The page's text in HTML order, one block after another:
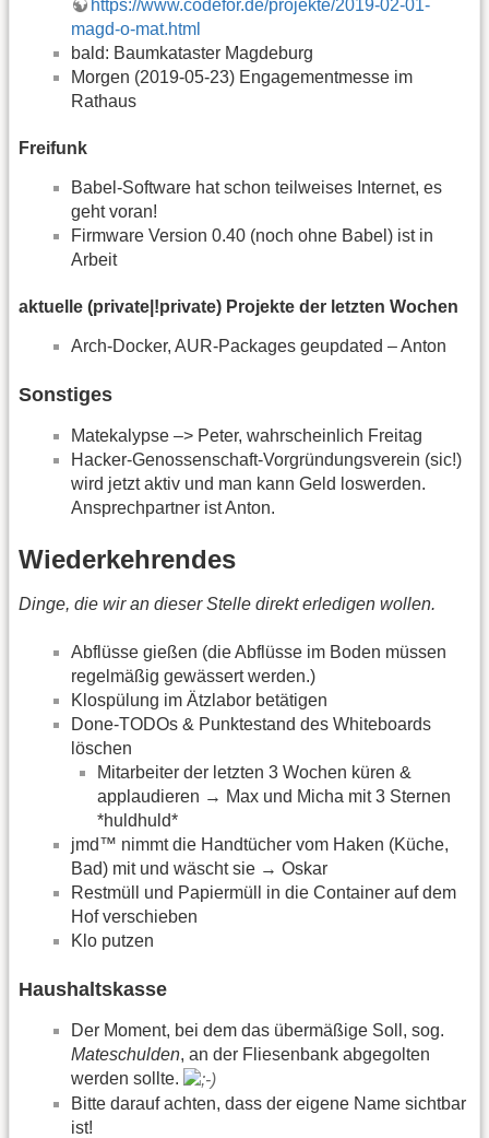
https://www.codefor.de/projekte/2019-02-01-
magd-o-mat.html
bald: Baumkataster Magdeburg
Morgen (2019-05-23) Engagementmesse im
Rathaus
Freifunk
Babel-Software hat schon teilweises Internet, es
geht voran!
Firmware Version 0.40 (noch ohne Babel) ist in
Arbeit
aktuelle (private|!private) Projekte der letzten Wochen
Arch-Docker, AUR-Packages geupdated – Anton
Sonstiges
Matekalypse –> Peter, wahrscheinlich Freitag
Hacker-Genossenschaft-Vorgründungsverein (sic!)
wird jetzt aktiv und man kann Geld loswerden.
Ansprechpartner ist Anton.
Wiederkehrendes
Dinge, die wir an dieser Stelle direkt erledigen wollen.
Abflüsse gießen (die Abflüsse im Boden müssen
regelmäßig gewässert werden.)
Klospülung im Ätzlabor betätigen
Done-TODOs & Punktestand des Whiteboards
löschen
Mitarbeiter der letzten 3 Wochen küren &
applaudieren → Max und Micha mit 3 Sternen
*huldhuld*
jmd™ nimmt die Handtücher vom Haken (Küche,
Bad) mit und wäscht sie → Oskar
Restmüll und Papiermüll in die Container auf dem
Hof verschieben
Klo putzen
Haushaltskasse
Der Moment, bei dem das übermäßige Soll, sog.
Mateschulden, an der Fliesenbank abgegolten
werden sollte.
Bitte darauf achten, dass der eigene Name sichtbar
ist!